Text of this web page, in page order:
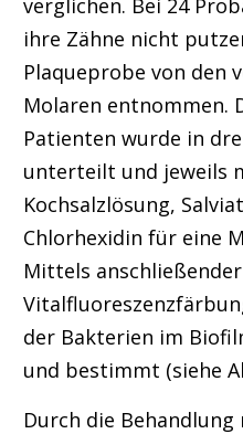
verglichen. Bei 24
ihre Zähne nicht
Plaqueprobe von den
Molaren entnommen.
Patienten wurde in
unterteilt und jeweils
Kochsalzlösung,
Chlorhexidin für eine
Mittels anschließender
der Bakterien im
und bestimmt (siehe
Durch die